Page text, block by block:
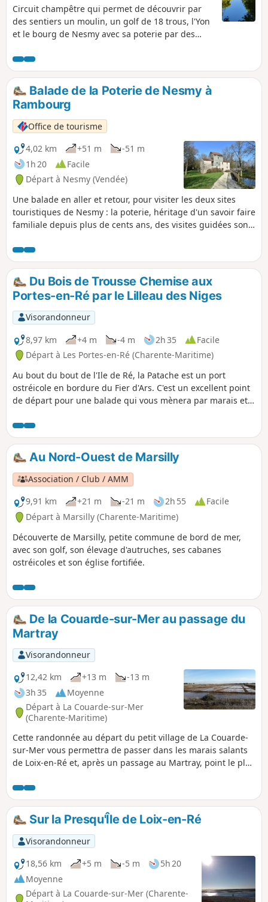
Circuit champêtre qui permet de découvrir par
des sentiers un moulin, un golf de 18 trous, l'Yon
et le bourg de Nesmy avec sa poterie par des
Balade de la Poterie de Nesmy à
Rambourg
Office de tourisme
4,02 km
+51 m
-51 m
1h 20
Facile
Départ à Nesmy (Vendée)
Une balade en aller et retour, pour visiter les deux sites
touristiques de Nesmy : la poterie, héritage d'un savoir faire
familiale depuis plus de cents ans, des visites guidées sont
Rambourg, le dernier moulin à eau encore intacte de la
Vallée de L'Yon, magnifique univers mécanique digne de
Jules Verne, le moulin se visite tous les étés et lors
d'événements. Il est aussi possible de visiter les jardins du
château de Nesmy l'été. Pour les visites, voir les
informations pratiques : OT la Roche-sur-Yon
Du Bois de Trousse Chemise aux
Portes-en-Ré par le Lilleau des Niges
Visorandonneur
8,97 km
+4 m -4 m 2h 35
Facile
Départ à Les Portes-en-Ré (Charente-Maritime)
Au bout du bout de l'Ile de Ré, la Patache est un port
ostréicole en bordure du Fier d'Ars. C'est un excellent point
de départ pour une balade qui vous mènera par marais et
Portes-en-Ré. Prévoir de terminer par les plages à marée
basse.
Au Nord-Ouest de Marsilly
Association / Club / AMM
9,91 km
+21 m -21 m 2h 55
Facile
Départ à Marsilly (Charente-Maritime)
Découverte de Marsilly, petite commune de bord de mer,
avec son golf, son élevage d'autruches, ses cabanes
ostréicoles et son église fortifiée.
De la Couarde-sur-Mer au passage du
Martray
Visorandonneur
12,42 km
+13 m
-13 m
3h 35
Moyenne
Départ à La Couarde-sur-Mer
(Charente-Maritime)
Cette randonnée au départ du petit village de La Couarde-
sur-Mer vous permettra de passer dans les marais salants
de Loix-en-Ré et, après un passage au Martray, point le plus
bord de mer.
Sur la Presqu'Île de Loix-en-Ré
Visorandonneur
18,56 km
+5 m -5 m
5h 20
Moyenne
Départ à La Couarde-sur-Mer (Charente-